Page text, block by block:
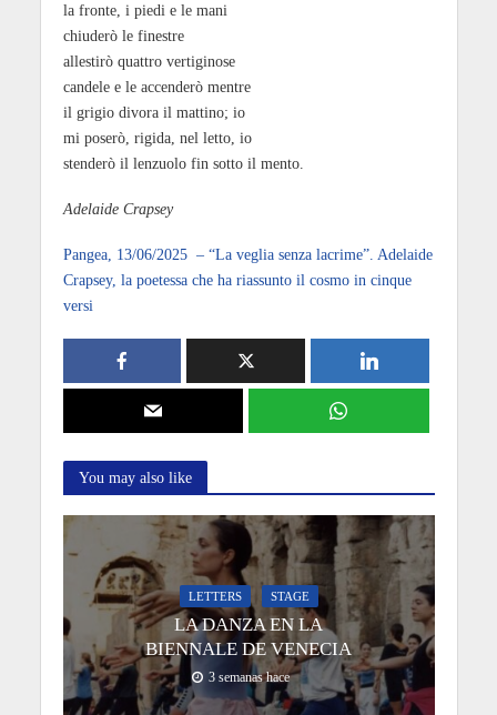
la fronte, i piedi e le mani
chiuderò le finestre
allestirò quattro vertiginose
candele e le accenderò mentre
il grigio divora il mattino; io
mi poserò, rigida, nel letto, io
stenderò il lenzuolo fin sotto il mento.
Adelaide Crapsey
Pangea, 13/06/2025 – “La veglia senza lacrime”. Adelaide
Crapsey, la poetessa che ha riassunto il cosmo in cinque
versi
You may also like
LETTERS STAGE
LA DANZA EN LA
BIENNALE DE VENECIA
3 semanas hace